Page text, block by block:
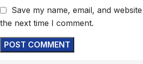
Save my name, email, and
the next time I comment.